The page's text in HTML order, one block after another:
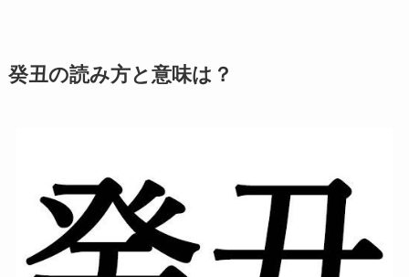
癸丑の読み方と意味は？